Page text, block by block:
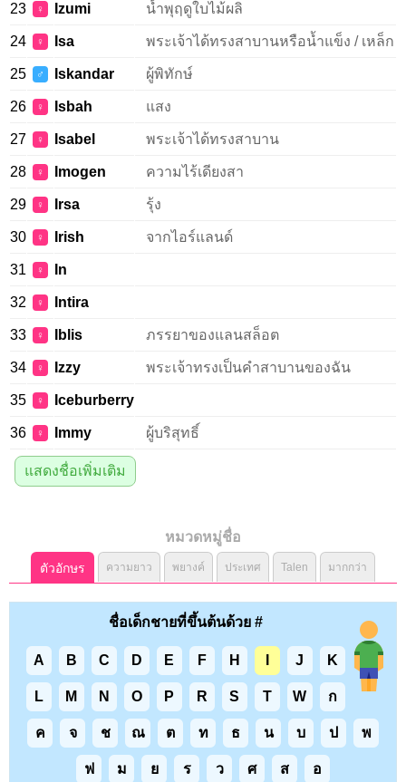
23 ♀ Izumi น้ำพุฤดูใบไม้ผลิ
24 ♀ Isa พระเจ้าได้ทรงสาบานหรือน้ำแข็ง / เหล็ก
25 ♂ Iskandar ผู้พิทักษ์
26 ♀ Isbah แสง
27 ♀ Isabel พระเจ้าได้ทรงสาบาน
28 ♀ Imogen ความไร้เดียงสา
29 ♀ Irsa รุ้ง
30 ♀ Irish จากไอร์แลนด์
31 ♀ In
32 ♀ Intira
33 ♀ Iblis ภรรยาของแลนสล็อต
34 ♀ Izzy พระเจ้าทรงเป็นคำสาบานของฉัน
35 ♀ Iceburberry
36 ♀ Immy ผู้บริสุทธิ์
แสดงชื่อเพิ่มเติม
หมวดหมู่ชื่อ
ตัวอักษร ความยาว พยางค์ ประเทศ Talen มากกว่า
ชื่อเด็กชายที่ขึ้นต้นด้วย #
A B C D E F H J K
L M N O P R S T W ก
ค จ ช ณ ต ท ธ น บ ป พ
ฟ ม ย ร ว ศ ส อ